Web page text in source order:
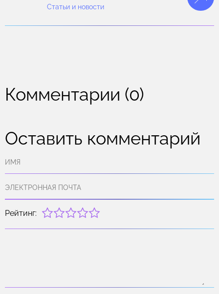
Статьи и новости
Комментарии (0)
Оставить комментарий
Рейтинг: